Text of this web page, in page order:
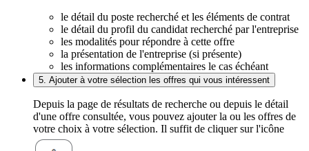
le détail du poste recherché et les éléments de contrat
le détail du profil du candidat recherché par l'entreprise
les modalités pour répondre à cette offre
la présentation de l'entreprise (si présente)
les informations complémentaires le cas échéant
5. Ajouter à votre sélection les offres qui vous intéressent
Depuis la page de résultats de recherche ou depuis le détail
d'une offre consultée, vous pouvez ajouter la ou les offres de
votre choix à votre sélection. Il suffit de cliquer sur l'icône